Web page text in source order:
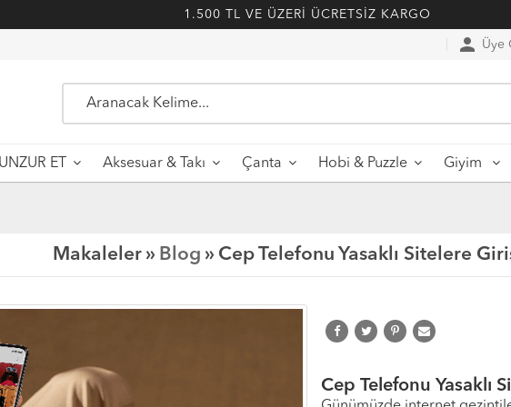
1.500 TL VE ÜZERİ ÜCRETSİZ KARGO
person Üye
ET Aksesuar & Takı Çanta Hobi & Puzzle Giyim
Makaleler » Blog » Cep Telefonu Yasaklı Sitelere
Cep Telefonu Yasaklı